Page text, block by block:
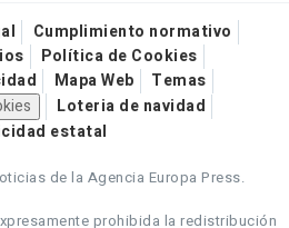
Cumplimiento normativo
Política de Cookies
Mapa Web
Temas
Loteria de navidad
estatal
de la Agencia Europa Press.
prohibida la redistribución